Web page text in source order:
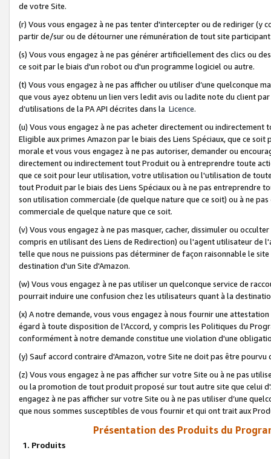
de votre Site.
(r) Vous vous engagez à ne pas tenter d'intercepter ou de rediriger
partir de/sur ou de détourner une rémunération de tout site
(s) Vous vous engagez à ne pas générer artificiellement des clics ou
ce soit par le biais d'un robot ou d'un programme logiciel ou autre.
(t) Vous vous engagez à ne pas afficher ou utiliser d’une quelconque
que vous ayez obtenu un lien vers ledit avis ou ladite note du client
d’utilisations de la PA API décrites dans la Licence.
(u) Vous vous engagez à ne pas acheter directement ou
Eligible aux primes Amazon par le biais des Liens Spéciaux, que ce
morale et vous vous engagez à ne pas autoriser, demander ou
directement ou indirectement tout Produit ou à entreprendre toute
que ce soit pour leur utilisation, votre utilisation ou l'utilisation de
tout Produit par le biais des Liens Spéciaux ou à ne pas entreprendre
son utilisation commerciale (de quelque nature que ce soit) ou à ne
commerciale de quelque nature que ce soit.
(v) Vous vous engagez à ne pas masquer, cacher, dissimuler ou
compris en utilisant des Liens de Redirection) ou l'agent utilisateur
telle que nous ne puissions pas déterminer de façon raisonnable le
destination d'un Site d'Amazon.
(w) Vous vous engagez à ne pas utiliser un quelconque service de
pourrait induire une confusion chez les utilisateurs quant à la
(x) A notre demande, vous vous engagez à nous fournir une
égard à toute disposition de l'Accord, y compris les Politiques du
conformément à notre demande constitue une violation d'une
(y) Sauf accord contraire d'Amazon, votre Site ne doit pas être
(z) Vous vous engagez à ne pas afficher sur votre Site ou à ne pas
ou la promotion de tout produit proposé sur tout autre site que celui
engagez à ne pas afficher sur votre Site ou à ne pas utiliser d’une
que nous sommes susceptibles de vous fournir et qui ont trait aux
Présentation des Produits du
1. Produits